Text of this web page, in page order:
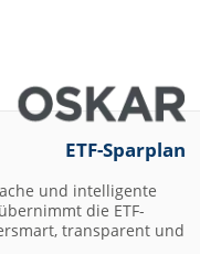
ETF-Sparplan
und intelligente
die ETF-
transparent und